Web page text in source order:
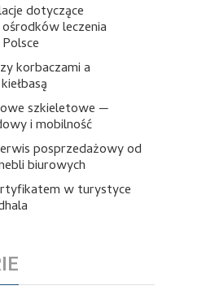
dotyczące
leczenia
korbaczami a
szkieletowe —
i mobilność
posprzedażowy od
biurowych
w turystyce